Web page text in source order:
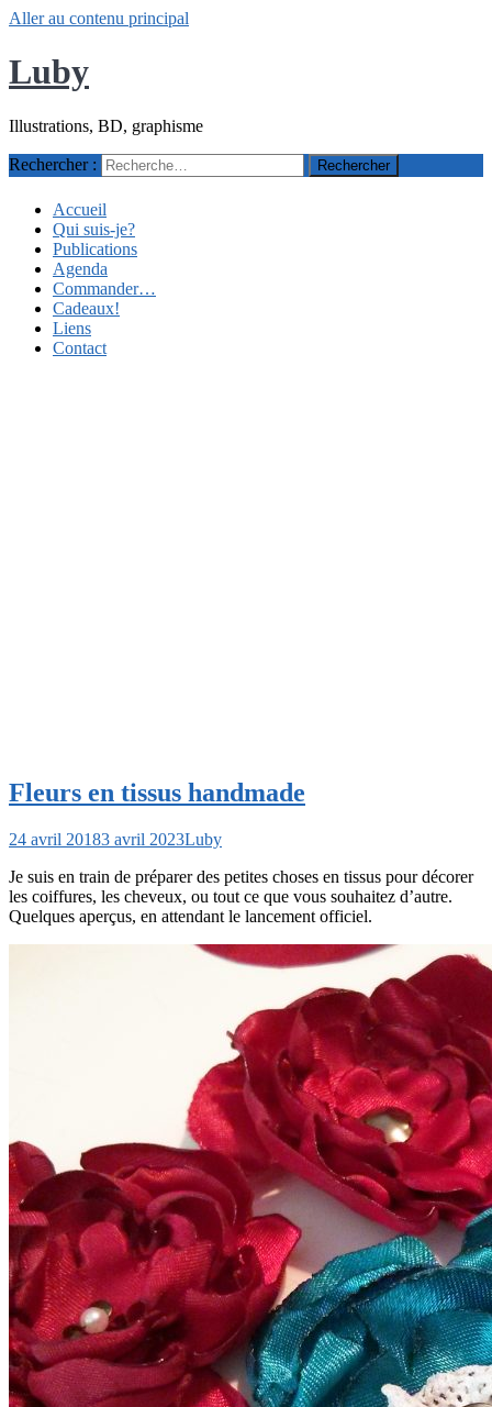
Aller au contenu principal
Luby
Illustrations, BD, graphisme
Rechercher :
Accueil
Qui suis-je?
Publications
Agenda
Commander…
Cadeaux!
Liens
Contact
Fleurs en tissus handmade
24 avril 20183 avril 2023Luby
Je suis en train de préparer des petites choses en tissus pour décorer
les coiffures, les cheveux, ou tout ce que vous souhaitez d’autre.
Quelques aperçus, en attendant le lancement officiel.